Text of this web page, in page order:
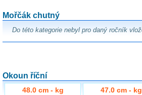
Mořčák chutný
Do této kategorie nebyl pro daný ročník
Okoun říční
48.0 cm - kg 47.0 cm - kg